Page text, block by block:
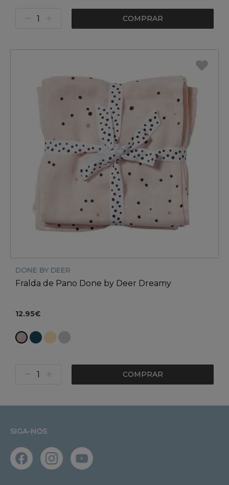
COMPRAR
DONE BY DEER
Fralda de Pano Done by Deer Dreamy
12.95€
COMPRAR
SIGA-NOS